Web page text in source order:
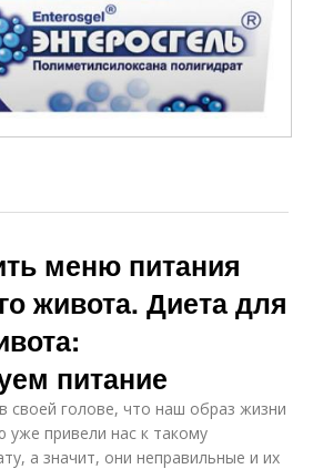
меню питания
живота. Диета для
питание
своей голове, что наш образ жизни
уже привели нас к такому
а значит, они неправильные и их